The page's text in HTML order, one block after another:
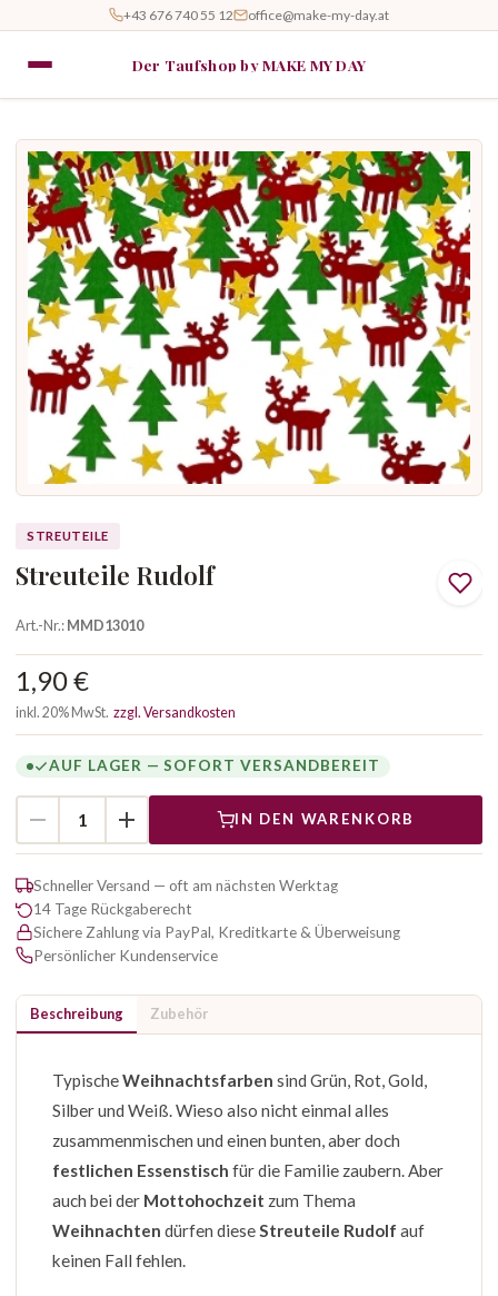
+43 676 740 55 12 office@make-my-day.at
Der Taufshop by MAKE MY DAY
STREUTEILE
Streuteile Rudolf
Art.-Nr.:MMD13010
1,90 €
inkl. 20% MwSt. zzgl. Versandkosten
AUF LAGER — SOFORT VERSANDBEREIT
IN DEN WARENKORB
Schneller Versand — oft am nächsten Werktag
14 Tage Rückgaberecht
Sichere Zahlung via PayPal, Kreditkarte & Überweisung
Persönlicher Kundenservice
Beschreibung Zubehör
TypischeWeihnachtsfarben sind Grün, Rot, Gold,
Silber und Weiß. Wieso also nicht einmal alles
zusammenmischen und einen bunten, aber doch
festlichen Essenstisch für die Familie zaubern. Aber
auch bei der Mottohochzeit zum Thema
Weihnachten dürfen diese Streuteile Rudolf auf
keinen Fall fehlen.